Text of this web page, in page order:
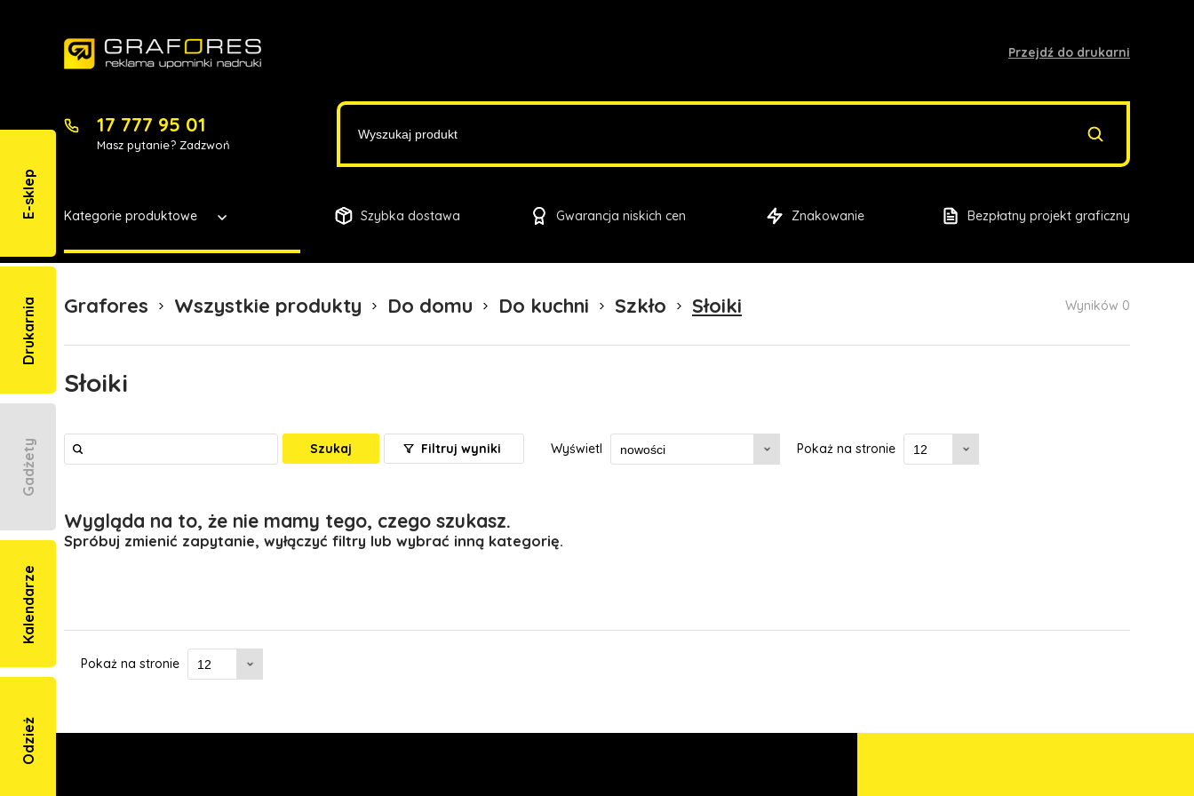
Przejdź do drukarni
17 777 95 01
Masz pytanie? Zadzwoń
Kategorie produktowe Szybka dostawa Gwarancja niskich cen Znakowanie Bezpłatny projekt graficzny
Grafores Wszystkie produkty Do domu Do kuchni Szkło Słoiki Wyników 0
Słoiki
Szukaj Filtruj wyniki Wyświetl Pokaż na stronie
Wygląda na to, że nie mamy tego, czego szukasz.
Spróbuj zmienić zapytanie, wyłączyć filtry lub wybrać inną kategorię.
Pokaż na stronie
E-sklep
Drukarnia
Gadżety
Kalendarze
Odzież